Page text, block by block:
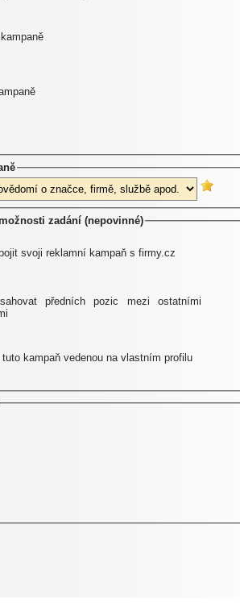
zadání (nepovinné)
svoji reklamní kampaň s firmy.cz
předních pozic mezi ostatními
kampaň vedenou na vlastním profilu